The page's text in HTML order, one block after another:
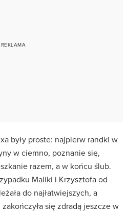
były proste: najpierw randki w
w ciemno, poznanie się,
razem, a w końcu ślub.
Maliki i Krzysztofa od
do najłatwiejszych, a
się zdradą jeszcze w